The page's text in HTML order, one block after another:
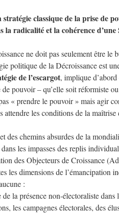
stratégie classique de la prise de
la radicalité et la cohérence
ne doit pas seulement être le
politique de la Décroissance est
de l’escargot, implique
de pouvoir – qu’elle soit réformiste
« prendre le pouvoir » mais agir
attendre les conditions de la maîtrise
des chemins absurdes de la
les impasses des replis
des Objecteurs de Croissance
les dimensions de l’émancipation
:
de la présence non-électoraliste
les campagnes électorales, des